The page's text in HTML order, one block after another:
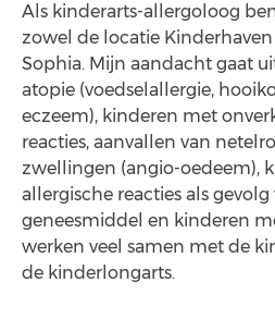
Als kinderarts-allergoloog
zowel de locatie Kinderhaven
Sophia. Mijn aandacht gaat
atopie (voedselallergie,
eczeem), kinderen met
reacties, aanvallen van
zwellingen (angio-oedeem),
allergische reacties als gevolg
geneesmiddel en kinderen
werken veel samen met de
de kinderlongarts.